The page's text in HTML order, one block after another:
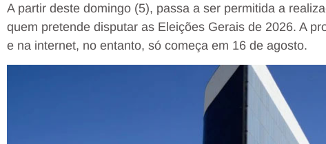
A partir deste domingo (5), passa a ser permitida a
quem pretende disputar as Eleições Gerais de 2026. A
e na internet, no entanto, só começa em 16 de agosto.